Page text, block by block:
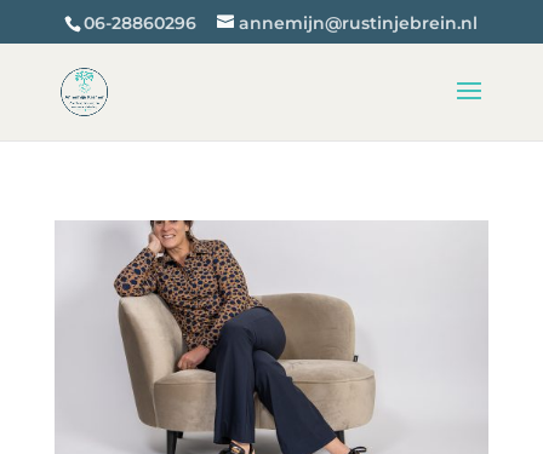
06-28860296 annemijn@rustinjebrein.nl